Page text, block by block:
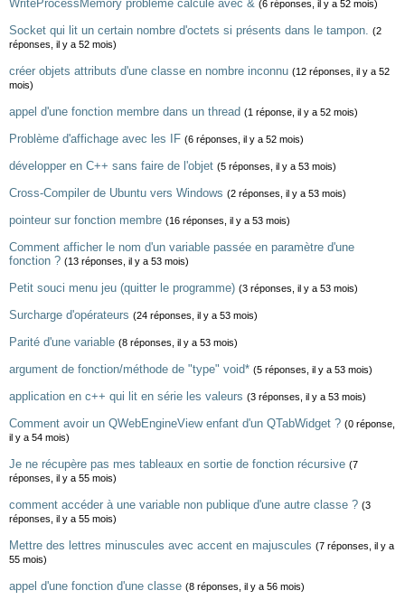
WriteProcessMemory problème calcule avec & (6 réponses, il y a 52 mois)
Socket qui lit un certain nombre d'octets si présents dans le tampon. (2
réponses, il y a 52 mois)
créer objets attributs d'une classe en nombre inconnu (12 réponses, il y a 52
mois)
appel d'une fonction membre dans un thread (1 réponse, il y a 52 mois)
Problème d'affichage avec les IF (6 réponses, il y a 52 mois)
développer en C++ sans faire de l'objet (5 réponses, il y a 53 mois)
Cross-Compiler de Ubuntu vers Windows (2 réponses, il y a 53 mois)
pointeur sur fonction membre (16 réponses, il y a 53 mois)
Comment afficher le nom d'un variable passée en paramètre d'une
fonction ? (13 réponses, il y a 53 mois)
Petit souci menu jeu (quitter le programme) (3 réponses, il y a 53 mois)
Surcharge d'opérateurs (24 réponses, il y a 53 mois)
Parité d'une variable (8 réponses, il y a 53 mois)
argument de fonction/méthode de "type" void* (5 réponses, il y a 53 mois)
application en c++ qui lit en série les valeurs (3 réponses, il y a 53 mois)
Comment avoir un QWebEngineView enfant d'un QTabWidget ? (0 réponse,
il y a 54 mois)
Je ne récupère pas mes tableaux en sortie de fonction récursive (7
réponses, il y a 55 mois)
comment accéder à une variable non publique d'une autre classe ? (3
réponses, il y a 55 mois)
Mettre des lettres minuscules avec accent en majuscules (7 réponses, il y a
55 mois)
appel d'une fonction d'une classe (8 réponses, il y a 56 mois)